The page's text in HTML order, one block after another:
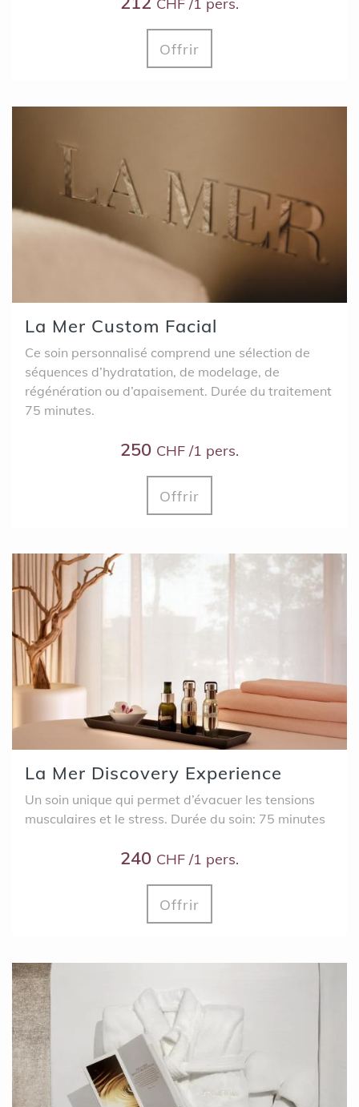
Offrir
La Mer Custom Facial
Ce soin personnalisé comprend une sélection de
séquences d’hydratation, de modelage, de
régénération ou d’apaisement. Durée du traitement
75 minutes.
250 CHF /1 pers.
Offrir
La Mer Discovery Experience
Un soin unique qui permet d’évacuer les tensions
musculaires et le stress. Durée du soin: 75 minutes
240 CHF /1 pers.
Offrir